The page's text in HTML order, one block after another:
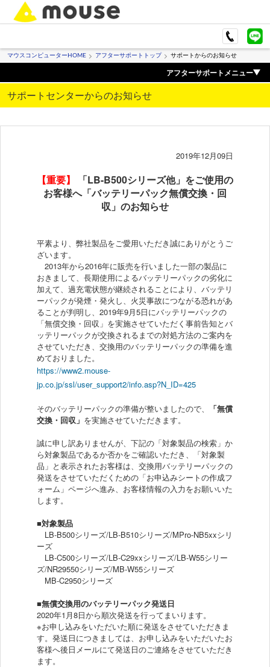
マウスコンピューターHOME アフターサポートトップ サポートからのお知らせ
アフターサポートメニュー
サポートセンターからのお知らせ
2019年12月09日
【重要】
「LB-B500シリーズ他」をご使用の
お客様へ「バッテリーパック無償交換・回
収」のお知らせ
平素より、弊社製品をご愛用いただき誠にありがとうご
ざいます。
2013年から2016年に販売を行いました一部の製品に
おきまして、長期使用によるバッテリーパックの劣化に
加えて、過充電状態が継続されることにより、バッテリ
ーパックが発煙・発火し、火災事故につながる恐れがあ
ることが判明し、2019年9月5日にバッテリーパックの
「無償交換・回収」を実施させていただく事前告知とバ
ッテリーパックが交換されるまでの対処方法のご案内を
させていただき、交換用のバッテリーパックの準備を進
めておりました。
https://www2.mouse-
jp.co.jp/ssl/user_support2/info.asp?N_ID=425
そのバッテリーパックの準備が整いましたので、
「無償
交換・回収」 を実施させていただきます。
誠に申し訳ありませんが、下記の「対象製品の検索」か
ら対象製品であるか否かをご確認いただき、「対象製
品」と表示されたお客様は、交換用バッテリーパックの
発送をさせていただくための「お申込みシートの作成フ
ォーム」ページへ進み、お客様情報の入力をお願いいた
します。
■対象製品
LB-B500シリーズ/LB-B510シリーズ/MPro-NB5xxシリ
ーズ
LB-C500シリーズ/LB-C29xxシリーズ/LB-W55シリー
ズ/NR29550シリーズ/MB-W55シリーズ
MB-C2950シリーズ
■無償交換用のバッテリーパック発送日
2020年1月8日から順次発送を行ってまいります。
※お申し込みをいただいた順に発送をさせていただきま
す。発送日につきましては、お申し込みをいただいたお
客様へ後日メールにて発送日のご連絡をさせていただき
ます。